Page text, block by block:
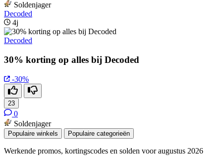
Soldenjager
Decoded
4j
Decoded
30% korting op alles bij Decoded
-30%
23
0
Soldenjager
Populaire winkels Populaire categorieën
Werkende promos, kortingscodes en solden voor augustus 2026